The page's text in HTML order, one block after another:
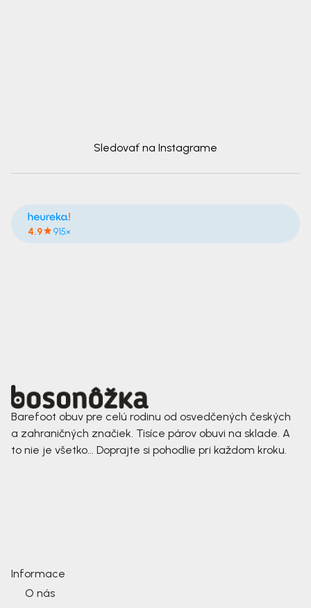
Sledovať na Instagrame
4.9 915×
Barefoot obuv pre celú rodinu od osvedčených českých
a zahraničných značiek. Tisíce párov obuvi na sklade. A
to nie je všetko... Doprajte si pohodlie pri každom kroku.
Informace
O nás